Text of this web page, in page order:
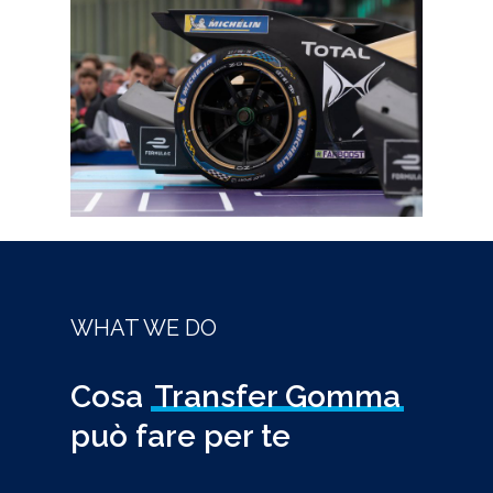
WHAT WE DO
Cosa Transfer Gomma
può fare per te